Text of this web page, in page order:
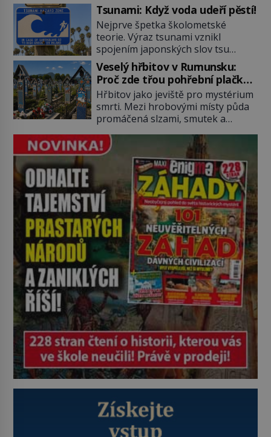
známe už od poloviny 19. století,
ovšem jako Češi […]
své historie je mrkev všechno
možné, jen ne oranžová. Je fialová,
žlutá, bílá, někdy dokonce téměř
černá. Až díky stovkám let
pečlivého šlechtění se z ní stává
zelenina, bez které si českou
zahradu ani nedokážeme
představit. Její příběh je […]
Tsunami: Když voda udeří pěstí!
Nejprve špetka školometské
teorie. Výraz tsunami vznikl
spojením japonských slov tsu
(přístav) a nami (vlna). Jedná se o
dlouhou vlnu, která je na volném
moři takřka nepostřehnutelná.
Ačkoli je vlnová délka tsunami i 300
kilometrů, výška vlny na volném
moři je maximálně 1,5 metru.
Máme se podobné obří vlny obávat
i v Evropě? Vznik tsunami si […]
Veselý hřbitov v Rumunsku:
Proč zde třou pohřební plačky
bídu s nouzí?
Hřbitov jako jeviště pro mystérium
smrti. Mezi hrobovými místy půda
promáčená slzami, smutek a
Jsou ale výjimky, kde pohřební
plačky smutně žmoulají kapesníky
nikoli při smutečním obřadu, ale
při pohledu na výši vyměřené
podpory v nezaměstnanosti. Kam
vás pozveme? Unikátní hřbitov,
který si vysloužil název „Veselý“,
najdeme v rumunské vesnici
Sapanta, nedaleko hranic […]